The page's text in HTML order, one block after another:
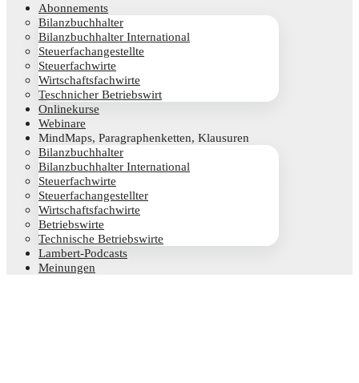
Abon­ne­ments
Bilanz­buch­hal­ter
Bilanz­buch­hal­ter International
Steu­er­fach­an­ge­stell­te
Steu­er­fach­wir­te
Wirt­schafts­fach­wir­te
Teschni­cher Betriebswirt
Online­kur­se
Web­i­na­re
Mind­Maps, Para­gra­phen­ket­ten, Klausuren
Bilanz­buch­hal­ter
Bilanz­buch­hal­ter International
Steu­er­fach­wir­te
Steu­er­fach­an­ge­stell­ter
Wirt­schafts­fach­wir­te
Betriebs­wir­te
Tech­ni­sche Betriebswirte
Lam­­bert-Pod­­casts
Mei­nun­gen